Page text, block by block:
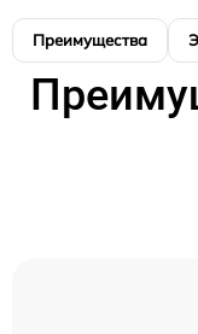
Преимущества